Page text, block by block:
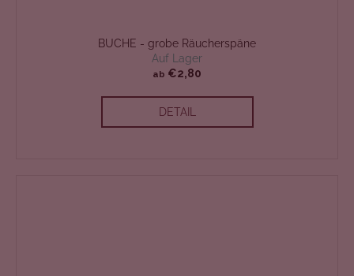
BUCHE - grobe Räucherspäne
Auf Lager
ab €2,80
DETAIL